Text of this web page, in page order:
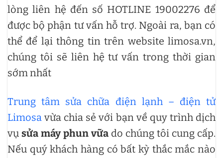
lòng liên hệ đến số HOTLINE 19002276 để
được bộ phận tư vấn hỗ trợ. Ngoài ra, bạn có
thể để lại thông tin trên website limosa.vn,
chúng tôi sẽ liên hệ tư vấn trong thời gian
sớm nhất
Trung tâm sửa chữa điện lạnh – điện tử
Limosa vừa chia sẻ với bạn về quy trình dịch
vụ sửa máy phun vữa do chúng tôi cung cấp.
Nếu quý khách hàng có bất kỳ thắc mắc nào